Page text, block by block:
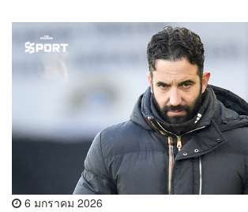
6 มกราคม 2026